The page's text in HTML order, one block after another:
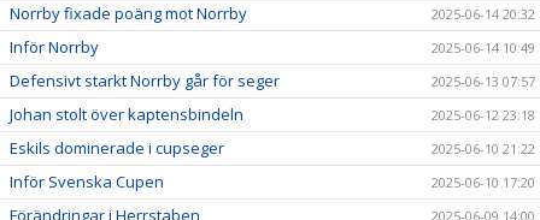
Norrby fixade poäng mot Norrby 2025-06-14 20:32
Inför Norrby 2025-06-14 10:49
Defensivt starkt Norrby går för seger 2025-06-13 07:57
Johan stolt över kaptensbindeln 2025-06-12 23:18
Eskils dominerade i cupseger 2025-06-10 21:22
Inför Svenska Cupen 2025-06-10 17:20
Förändringar i Herrstaben 2025-06-09 14:00